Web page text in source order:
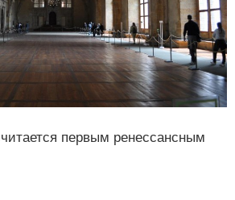
первым ренессансным